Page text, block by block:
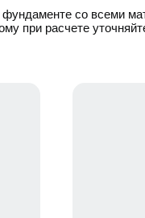
со всеми
при расчете